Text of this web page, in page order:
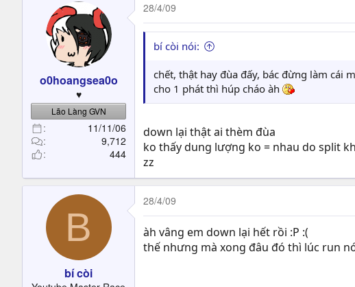
e
r
o0hoangsea0o
♥
Lão Làng GVN
11/11/06
9,712
444
28/4/09
bí còi nói:
chết, thật hay đùa đấy, bác đừng làm cái
cho 1 phát thì húp cháo àh
down lại thật ai thèm đùa
ko thấy dung lượng ko = nhau do split
zz
B
bí còi
28/4/09
àh vâng em down lại hết rồi :P :(
thế nhưng mà xong đâu đó thì lúc run